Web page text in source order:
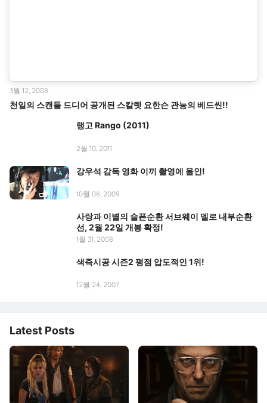
천일의 스캔들 드디어 공개된 스칼렛 요한슨 관능의 베드씬!!
3월 12, 2008
랭고 Rango (2011)
2월 10, 2011
강우석 감독 영화 이끼 촬영에 올인!
10월 08, 2009
사랑과 이별의 슬픈순환 서브웨이 멜로 내부순환
선, 2월 22일 개봉 확정!
1월 31, 2008
색즉시공 시즌2 평점 압도적인 1위!
12월 24, 2007
Latest Posts